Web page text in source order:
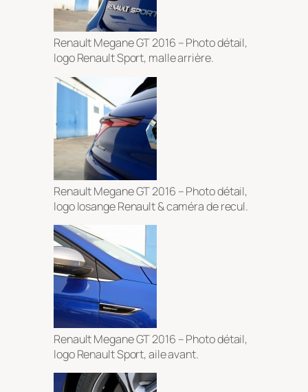
Renault Megane GT 2016 – Photo détail,
logo Renault Sport, malle arrière.
Renault Megane GT 2016 – Photo détail,
logo losange Renault & caméra de recul.
Renault Megane GT 2016 – Photo détail,
logo Renault Sport, aile avant.